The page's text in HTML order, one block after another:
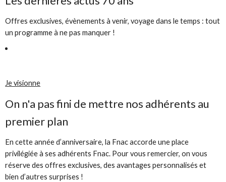
Offres exclusives, évènements à venir, voyage dans le temps : tout
un programme à ne pas manquer !
Je visionne
On n'a pas fini de mettre nos adhérents au
premier plan
En cette année d’anniversaire, la Fnac accorde une place
privilégiée à ses adhérents Fnac. Pour vous remercier, on vous
réserve des offres exclusives, des avantages personnalisés et
bien d’autres surprises !